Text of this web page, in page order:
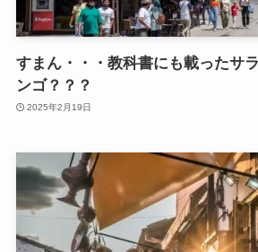
すまん・・・教科書にも載ったサ
ンゴ？？？
2025年2月19日